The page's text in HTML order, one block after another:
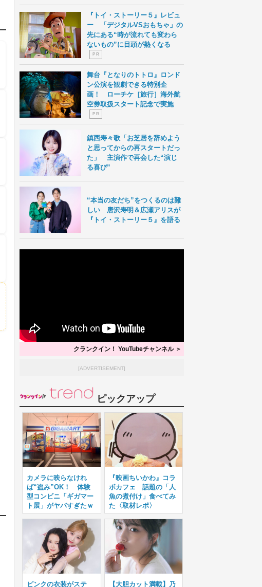
『トイ・ストーリー５』レビュ
ー 「デジタルVSおもちゃ」の
先にある“時が流れても変わら
ないもの”に目頭が熱くなる
P R
舞台『となりのトトロ』ロンド
ン公演を観劇できる特別企
画！ ローチケ［旅行］海外航
空券取扱スタート記念で実施
P R
鎮西寿々歌「お芝居を辞めよう
と思ってからの再スタートだっ
た」 主演作で再会した“演じ
る喜び”
“本当の友だち”をつくるのは難
しい 唐沢寿明＆広瀬アリスが
『トイ・ストーリー５』を語る
クランクイン！ YouTubeチャンネル ＞
[ADVERTISEMENT]
ピックアップ
カメラに映らなけれ
ば“盗み”OK！ 体験
型コンビニ「ギガマー
ト展」がヤバすぎたｗ
『映画ちいかわ』コラ
ボカフェ 話題の「人
魚の煮付け」食べてみ
た〈取材レポ〉
ピンクの衣装がステ 【大胆カット満載】乃